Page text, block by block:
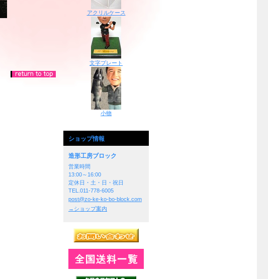
アクリルケース
文字プレート
小物
ショップ情報
造形工房ブロック
営業時間
13:00～16:00
定休日・土・日・祝日
TEL.011-778-6005
post@zo-ke-ko-bo-block.com
→ショップ案内